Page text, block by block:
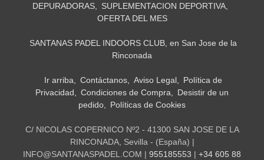
DEPURADORAS
SUPLEMENTACION DEPORTIVA
OFERTA DEL MES
SANTANAS PADEL INDOORS CLUB, en San Jose de la
Rinconada
Ir arriba Contáctanos Aviso Legal
Política de
Privacidad
Condiciones de Compra
Desistir de un
pedido
Políticas de Cookies
C/ NICOLAS COPERNICO Nº2 - 41300 SAN JOSE DE LA
RINCONADA, Sevilla - (España) |
INFO@SANTANASPADEL.COM | 955185553 | +34 605 88